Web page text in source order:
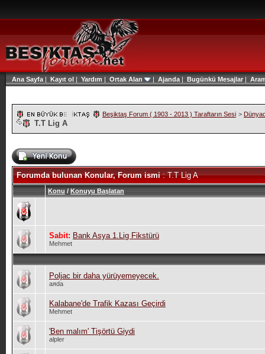
Ana Sayfa | Kayıt ol | Yardım | Ortak Alan | Ajanda | Bugünkü Mesajlar|
Beşiktaş Forum ( 1903 - 2013 ) Taraftarın Sesi >
T.T Lig A
Forumda bulunan Konular, Forum ismi: T.T Lig A
Konu / Konuyu Başlatan
Sabit: Bank Asya 1.Lig Fikstürü
Mehmet
Poljac bir daha yürüyemeyecek.
aяda
Kalabane'de Trafik Kazası Geçirdi
Mehmet
'Ben malım' Tişörtü Giydi
alpler